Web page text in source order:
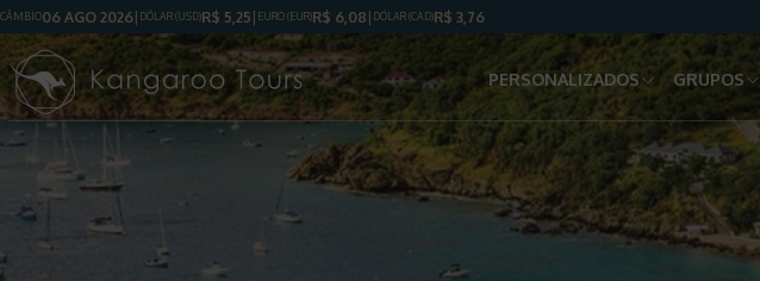
CÂMBIO06 AGO 2026 DÓLAR(USD)R$ 5,25 EURO (EUR)R$ 6,08 DÓLAR(CAD)R$ 3,76
PERSONALIZADOS GRUPOS